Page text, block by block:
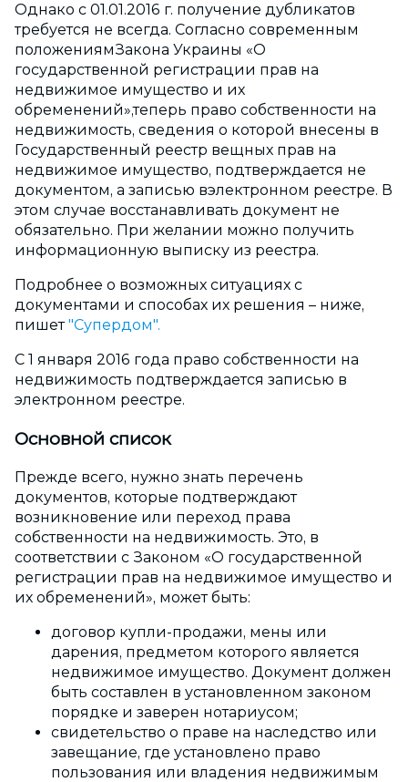
Однако с 01.01.2016 г. получение дубликатов
требуется не всегда. Согласно современным
положениямЗакона Украины «О
государственной регистрации прав на
недвижимое имущество и их
обременений»,теперь право собственности на
недвижимость, сведения о которой внесены в
Государственный реестр вещных прав на
недвижимое имущество, подтверждается не
документом, а записью вэлектронном реестре. В
этом случае восстанавливать документ не
обязательно. При желании можно получить
информационную выписку из реестра.
Подробнее о возможных ситуациях с
документами и способах их решения – ниже,
пишет"Супердом".
С 1 января 2016 года право собственности на
недвижимость подтверждается записью в
электронном реестре.
Основной список
Прежде всего, нужно знать перечень
документов, которые подтверждают
возникновение или переход права
собственности на недвижимость. Это, в
соответствии с Законом «О государственной
регистрации прав на недвижимое имущество и
их обременений», может быть:
договор купли-продажи, мены или
дарения, предметом которого является
недвижимое имущество. Документ должен
быть составлен в установленном законом
порядке и заверен нотариусом;
свидетельство о праве на наследство или
завещание, где установлено право
пользования или владения недвижимым